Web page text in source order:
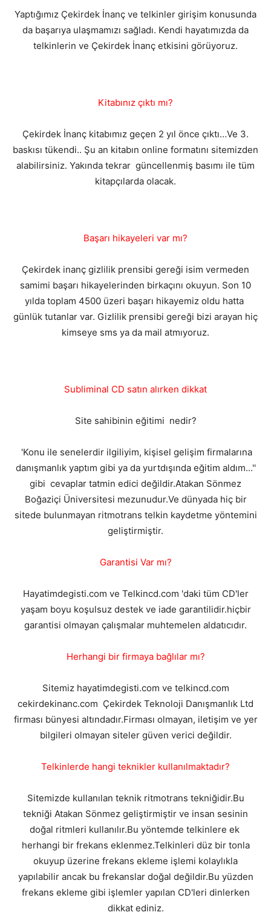
Yaptığımız Çekirdek İnanç ve telkinler girişim konusunda
da başarıya ulaşmamızı sağladı. Kendi hayatımızda da
telkinlerin ve Çekirdek İnanç etkisini görüyoruz.
Kitabınız çıktı mı?
Çekirdek İnanç kitabımız geçen 2 yıl önce çıktı…Ve 3.
baskısı tükendi.. Şu an kitabın online formatını sitemizden
alabilirsiniz. Yakında tekrar güncellenmiş basımı ile tüm
kitapçılarda olacak.
Başarı hikayeleri var mı?
Çekirdek inanç gizlilik prensibi gereği isim vermeden
samimi başarı hikayelerinden birkaçını okuyun. Son 10
yılda toplam 4500 üzeri başarı hikayemiz oldu hatta
günlük tutanlar var. Gizlilik prensibi gereği bizi arayan hiç
kimseye sms ya da mail atmıyoruz.
Subliminal CD satın alırken dikkat
Site sahibinin eğitimi nedir?
'Konu ile senelerdir ilgiliyim, kişisel gelişim firmalarına
danışmanlık yaptım gibi ya da yurtdışında eğitim aldım...''
gibi cevaplar tatmin edici değildir.Atakan Sönmez
Boğaziçi Üniversitesi mezunudur.Ve dünyada hiç bir
sitede bulunmayan ritmotrans telkin kaydetme yöntemini
geliştirmiştir.
Garantisi Var mı?
Hayatimdegisti.com ve Telkincd.com 'daki tüm CD'ler
yaşam boyu koşulsuz destek ve iade garantilidir.hiçbir
garantisi olmayan çalışmalar muhtemelen aldatıcıdır.
Herhangi bir firmaya bağlılar mı?
Sitemiz hayatimdegisti.com ve telkincd.com
cekirdekinanc.com Çekirdek Teknoloji Danışmanlık Ltd
firması bünyesi altındadır.Firması olmayan, iletişim ve yer
bilgileri olmayan siteler güven verici değildir.
Telkinlerde hangi teknikler kullanılmaktadır?
Sitemizde kullanılan teknik ritmotrans tekniğidir.Bu
tekniği Atakan Sönmez geliştirmiştir ve insan sesinin
doğal ritmleri kullanılır.Bu yöntemde telkinlere ek
herhangi bir frekans eklenmez.Telkinleri düz bir tonla
okuyup üzerine frekans ekleme işlemi kolaylıkla
yapılabilir ancak bu frekanslar doğal değildir.Bu yüzden
frekans ekleme gibi işlemler yapılan CD'leri dinlerken
dikkat ediniz.